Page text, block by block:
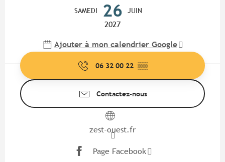
SAMEDI 26 JUIN
2027
Ajouter à mon calendrier Google
06 32 00 22 ▒▒
Contactez-nous
zest-ouest.fr
Page Facebook